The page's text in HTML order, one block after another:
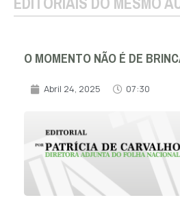
O MOMENTO NÃO É DE
Abril 24, 2025 07:30